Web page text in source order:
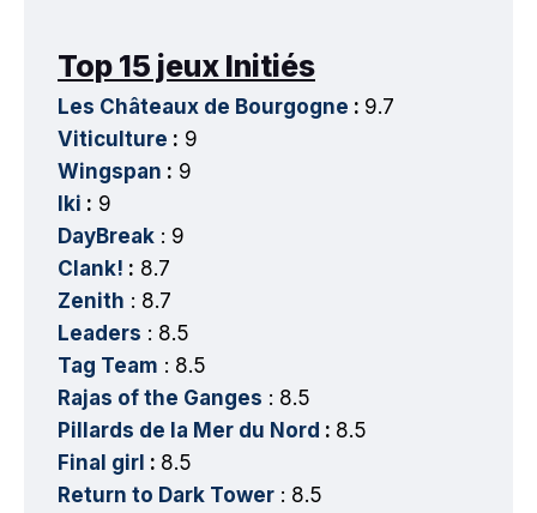
Top 15 jeux Initiés
Les Châteaux de Bourgogne : 9.7
Viticulture : 9
Wingspan : 9
Iki : 9
DayBreak : 9
Clank! : 8.7
Zenith : 8.7
Leaders : 8.5
Tag Team : 8.5
Rajas of the Ganges : 8.5
Pillards de la Mer du Nord : 8.5
Final girl : 8.5
Return to Dark Tower : 8.5